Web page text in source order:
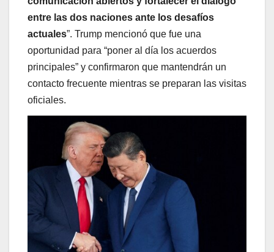
entre las dos naciones ante los desafíos
actuales”. Trump mencionó que fue una
oportunidad para “poner al día los acuerdos
principales” y confirmaron que mantendrán un
contacto frecuente mientras se preparan las visitas
oficiales.